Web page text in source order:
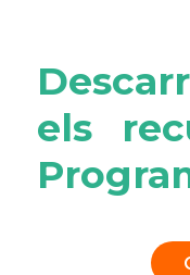
els